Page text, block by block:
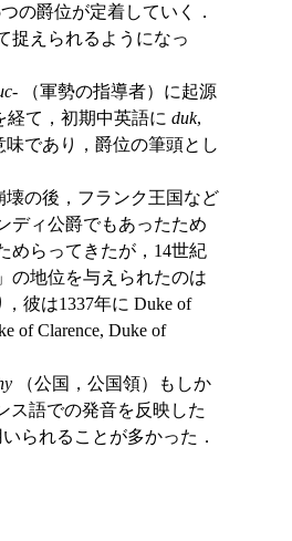
の爵位が定着していく．
捉えられるようになっ
- （軍勢の指導者）に起源
経て，初期中英語に duk,
であり，爵位の筆頭とし
の後，フランク王国など
ディ公爵でもあったため
めらってきたが，14世紀
の地位を与えられたのは
彼は1337年に Duke of
of Clarence, Duke of
（公国，公国領）もしか
ス語での発音を反映した
られることが多かった．